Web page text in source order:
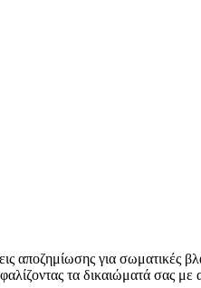
αποζημίωσης για σωματικές
τα δικαιώματά σας